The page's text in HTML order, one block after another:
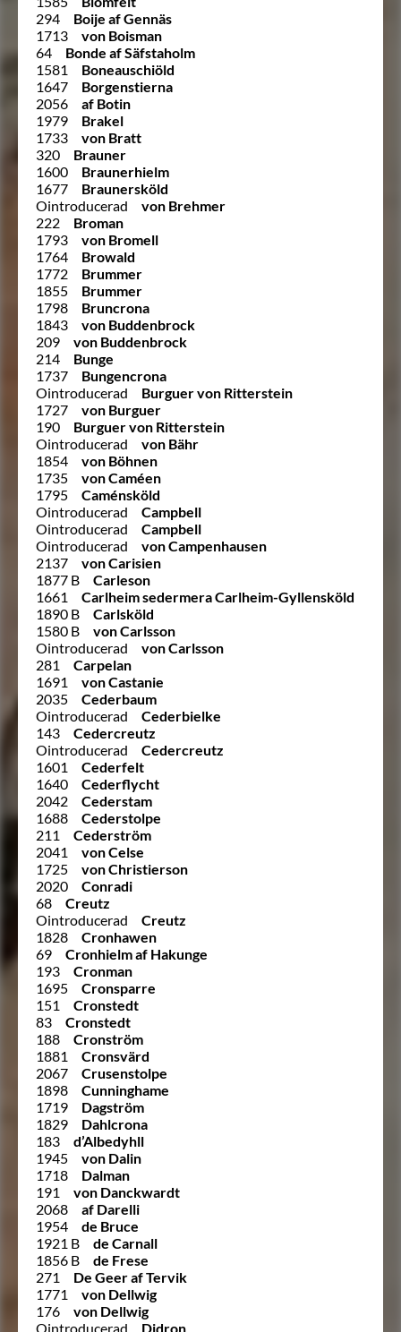
294
Boije af Gennäs
1713
von Boisman
64
Bonde af Säfstaholm
1581
Boneauschiöld
1647
Borgenstierna
2056
af Botin
1979
Brakel
1733
von Bratt
320
Brauner
1600
Braunerhielm
1677
Braunersköld
Ointroducerad
von Brehmer
222
Broman
1793
von Bromell
1764
Browald
1772
Brummer
1855
Brummer
1798
Bruncrona
1843
von Buddenbrock
209
von Buddenbrock
214
Bunge
1737
Bungencrona
Ointroducerad
Burguer von Ritterstein
1727
von Burguer
190
Burguer von Ritterstein
Ointroducerad
von Bähr
1854
von Böhnen
1735
von Caméen
1795
Caménsköld
Ointroducerad
Campbell
Ointroducerad
Campbell
Ointroducerad
von Campenhausen
2137
von Carisien
1877 B
Carleson
1661
Carlheim sedermera Carlheim-Gyllensköld
1890 B
Carlsköld
1580 B
von Carlsson
Ointroducerad
von Carlsson
281
Carpelan
1691
von Castanie
2035
Cederbaum
Ointroducerad
Cederbielke
143
Cedercreutz
Ointroducerad
Cedercreutz
1601
Cederfelt
1640
Cederflycht
2042
Cederstam
1688
Cederstolpe
211
Cederström
2041
von Celse
1725
von Christierson
2020
Conradi
68
Creutz
Ointroducerad
Creutz
1828
Cronhawen
69
Cronhielm af Hakunge
193
Cronman
1695
Cronsparre
151
Cronstedt
83
Cronstedt
188
Cronström
1881
Cronsvärd
2067
Crusenstolpe
1898
Cunninghame
1719
Dagström
1829
Dahlcrona
183
d’Albedyhll
1945
von Dalin
1718
Dalman
191
von Danckwardt
2068
af Darelli
1954
de Bruce
1921 B
de Carnall
1856 B
de Frese
271
De Geer af Tervik
1771
von Dellwig
176
von Dellwig
Ointroducerad
Didron